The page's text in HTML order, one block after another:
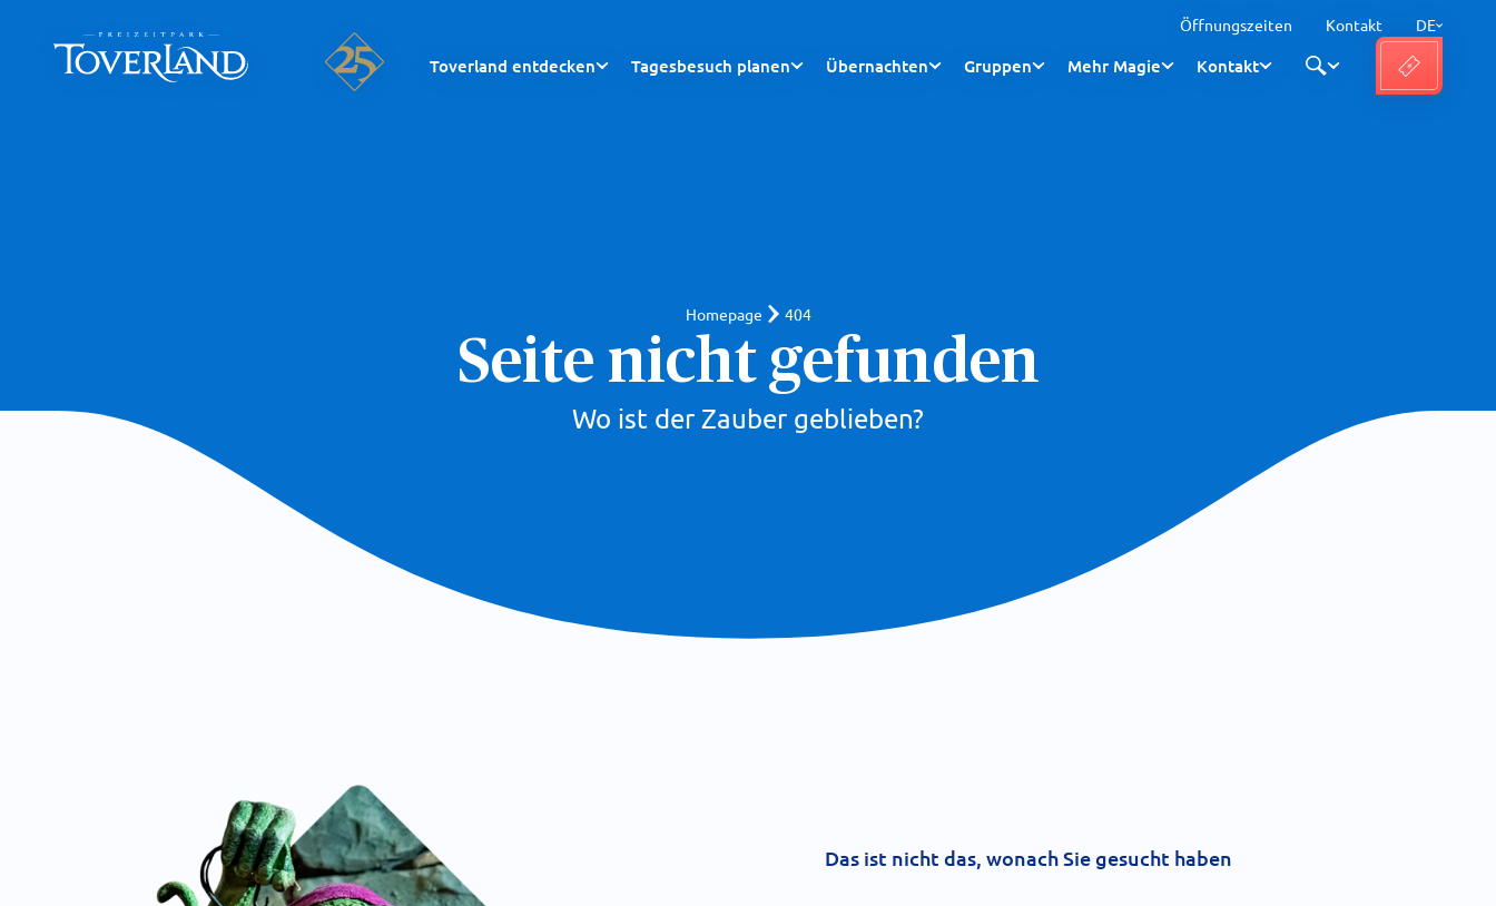
Öffnungszeiten Kontakt DE
Toverland entdecken Tagesbesuch planen Übernachten Gruppen Mehr Magie Kontakt
Homepage 404
Seite nicht gefunden
Wo ist der Zauber geblieben?
Das ist nicht das, wonach Sie gesucht haben